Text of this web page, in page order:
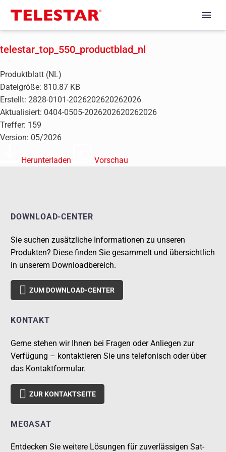
telestar_top_550_productblad_nl
Produktblatt (NL)
Dateigröße: 810.87 KB
Erstellt: 2828-0101-2026202620262026
Aktualisiert: 0404-0505-2026202620262026
Treffer: 159
Version: 05/2026
Herunterladen Vorschau
DOWNLOAD-CENTER
Sie suchen zusätzliche Informationen zu unseren
Produkten? Diese finden Sie gesammelt und übersichtlich
in unserem Downloadbereich.
 ZUM DOWNLOAD-CENTER
KONTAKT
Gerne stehen wir Ihnen bei Fragen oder Anliegen zur
Verfügung – kontaktieren Sie uns telefonisch oder über
das Kontaktformular.
 ZUR KONTAKTSEITE
MEGASAT
Entdecken Sie weitere Lösungen für zuverlässigen Sat-